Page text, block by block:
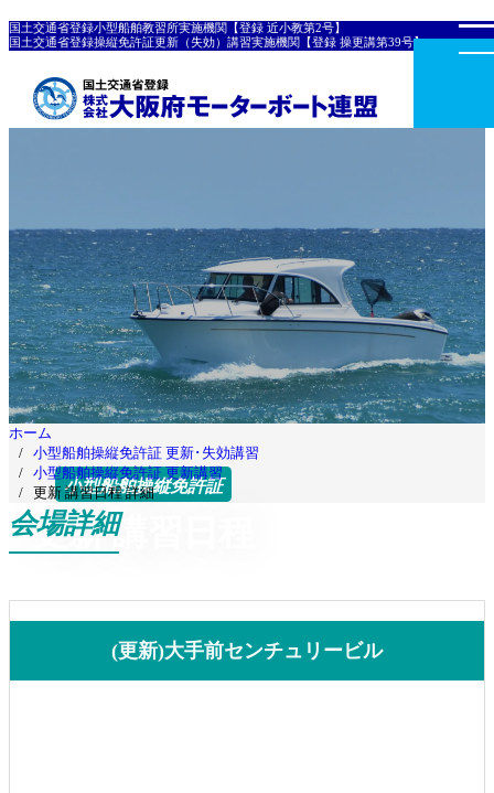
国土交通省登録小型船舶教習所実施機関【登録 近小教第2号】
国土交通省登録操縦免許証更新（失効）講習実施機関【登録 操更講第39号】
小型船舶操縦免許証
更新 講習日程
ホーム
小型船舶操縦免許証 更新･失効講習
小型船舶操縦免許証 更新講習
更新 講習日程 詳細
会場詳細
(更新)大手前センチュリービル